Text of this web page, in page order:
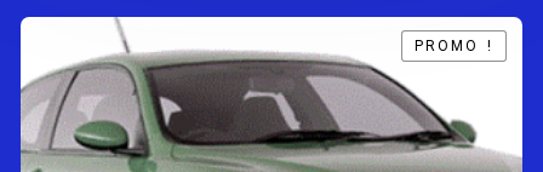
PROMO !
PROMO !